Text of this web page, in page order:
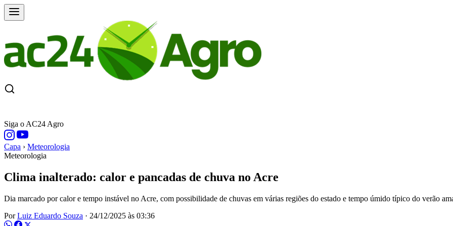
Siga o AC24 Agro
Capa › Meteorologia
Meteorologia
Clima inalterado: calor e pancadas de chuva no Acre
Dia marcado por calor e tempo instável no Acre, com possibilidade de chuvas em várias regiões do estado e tempo úmido típico do verão
PorLuiz Eduardo Souza · 24/12/2025 às 03:36